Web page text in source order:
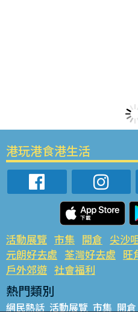
港玩港食港生活
活動展覽 市集 開倉 尖沙
元朗好去處 荃灣好去處 旺
戶外郊遊 社會福利
熱門類別
網民熱話 活動展覽 市集 開倉